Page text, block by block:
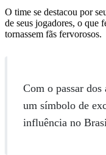
O time se destacou por
de seus jogadores, o que
tornassem fãs fervorosos.
Com o passar
um símbolo de
influência no